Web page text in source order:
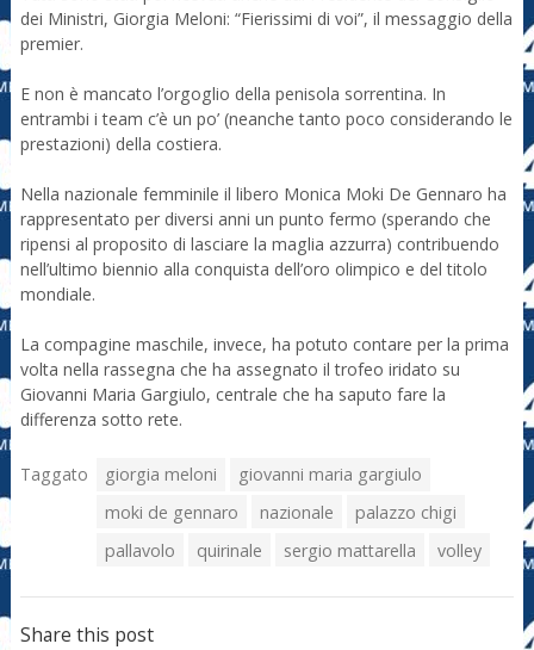
dei Ministri, Giorgia Meloni: “Fierissimi di voi”, il messaggio della
premier.
E non è mancato l’orgoglio della penisola sorrentina. In
entrambi i team c’è un po’ (neanche tanto poco considerando le
prestazioni) della costiera.
Nella nazionale femminile il libero Monica Moki De Gennaro ha
rappresentato per diversi anni un punto fermo (sperando che
ripensi al proposito di lasciare la maglia azzurra) contribuendo
nell’ultimo biennio alla conquista dell’oro olimpico e del titolo
mondiale.
La compagine maschile, invece, ha potuto contare per la prima
volta nella rassegna che ha assegnato il trofeo iridato su
Giovanni Maria Gargiulo, centrale che ha saputo fare la
differenza sotto rete.
Taggato giorgia meloni
giovanni maria gargiulo
moki de gennaro
nazionale
palazzo chigi
pallavolo
quirinale sergio mattarella volley
Share this post